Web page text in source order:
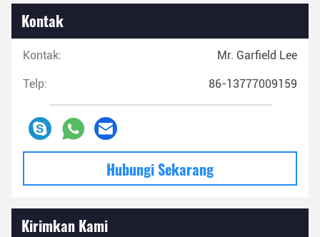
Kontak
Kontak: Mr. Garfield Lee
Telp: 86-13777009159
Hubungi Sekarang
Kirimkan Kami